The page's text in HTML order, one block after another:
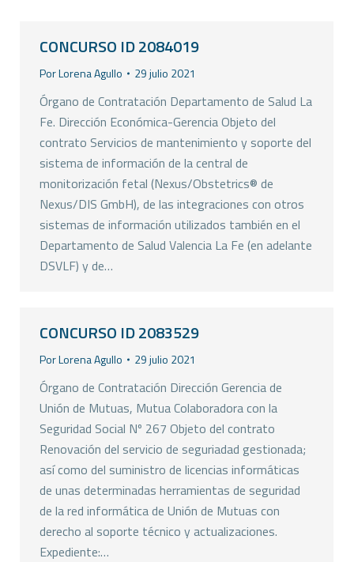
CONCURSO ID 2084019
PorLorena Agullo 29 julio 2021
Órgano de Contratación Departamento de Salud La
Fe. Dirección Económica-Gerencia Objeto del
contrato Servicios de mantenimiento y soporte del
sistema de información de la central de
monitorización fetal (Nexus/Obstetrics® de
Nexus/DIS GmbH), de las integraciones con otros
sistemas de información utilizados también en el
Departamento de Salud Valencia La Fe (en adelante
DSVLF) y de…
CONCURSO ID 2083529
PorLorena Agullo 29 julio 2021
Órgano de Contratación Dirección Gerencia de
Unión de Mutuas, Mutua Colaboradora con la
Seguridad Social Nº 267 Objeto del contrato
Renovación del servicio de seguriadad gestionada;
así como del suministro de licencias informáticas
de unas determinadas herramientas de seguridad
de la red informática de Unión de Mutuas con
derecho al soporte técnico y actualizaciones.
Expediente:…